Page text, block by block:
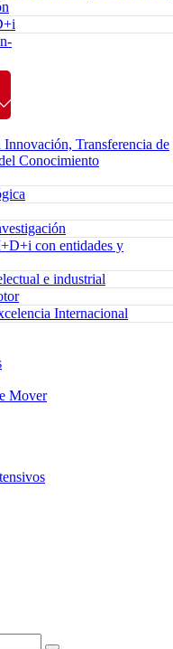
Innovación, Transferencia de
Conocimiento
con entidades y
e industrial
Internacional
Mover